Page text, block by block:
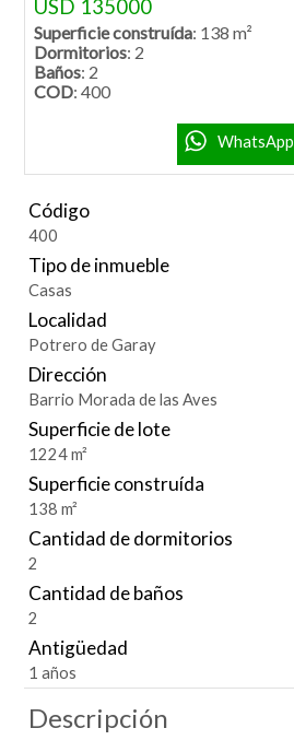
USD 135000
Superficie construída: 138 m²
Dormitorios: 2
Baños: 2
COD: 400
WhatsApp
Código
400
Tipo de inmueble
Casas
Localidad
Potrero de Garay
Dirección
Barrio Morada de las Aves
Superficie de lote
1224 m²
Superficie construída
138 m²
Cantidad de dormitorios
2
Cantidad de baños
2
Antigüedad
1 años
Descripción